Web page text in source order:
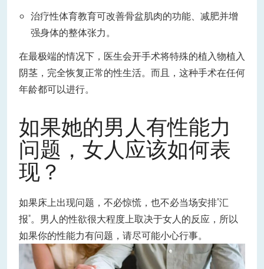
治疗性体育教育可改善骨盆肌肉的功能、减肥并增
强身体的整体张力。
在最极端的情况下，医生会开手术将特殊的植入物植入
阴茎，完全恢复正常的性生活。而且，这种手术在任何
年龄都可以进行。
如果她的男人有性能力
问题，女人应该如何表
现？
如果床上出现问题，不必惊慌，也不必当场安排"汇
报"。男人的性欲很大程度上取决于女人的反应，所以
如果你的性能力有问题，请尽可能小心行事。